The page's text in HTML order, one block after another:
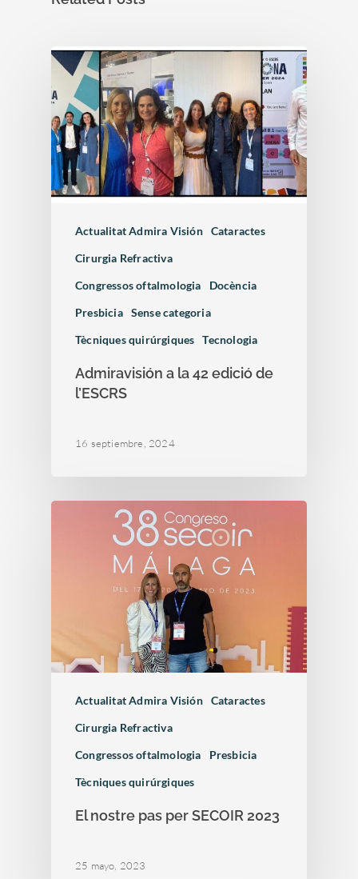
Actualitat Admira Visión Cataractes
Cirurgia Refractiva
Congressos oftalmologia
Docència
Presbicia Sense categoria
Tècniques quirúrgiques
Tecnologia
Admiravisión a la 42 edició de
l’ESCRS
16 septiembre, 2024
Actualitat Admira Visión Cataractes
Cirurgia Refractiva
Congressos oftalmologia
Presbicia
Tècniques quirúrgiques
El nostre pas per SECOIR 2023
25 mayo, 2023